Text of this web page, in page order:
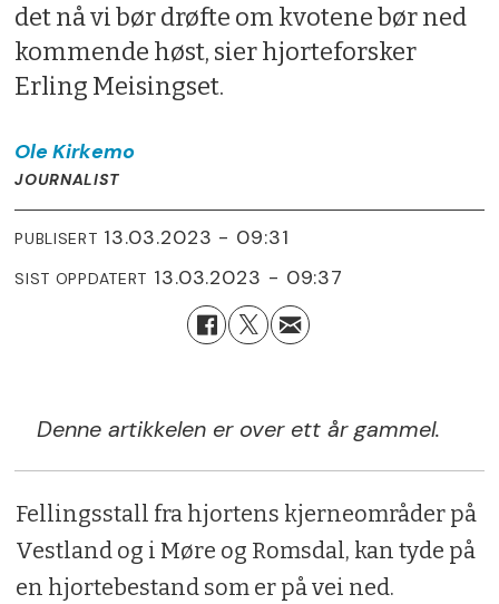
det nå vi bør drøfte om kvotene bør ned
kommende høst, sier hjorteforsker
Erling Meisingset.
OleKirkemo
JOURNALIST
PUBLISERT 13.03.2023 - 09:31
SIST OPPDATERT 13.03.2023 - 09:37
Denne artikkelen er over ett år gammel.
Fellingsstall fra hjortens kjerneområder på
Vestland og i Møre og Romsdal, kan tyde på
en hjortebestand som er på vei ned.